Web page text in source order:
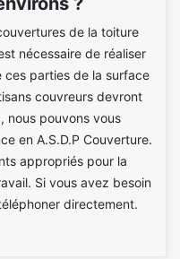
de la toiture
nécessaire de réaliser
parties de la surface
couvreurs devront
nous pouvons vous
en A.S.D.P Couverture.
appropriés pour la
Si vous avez besoin
directement.